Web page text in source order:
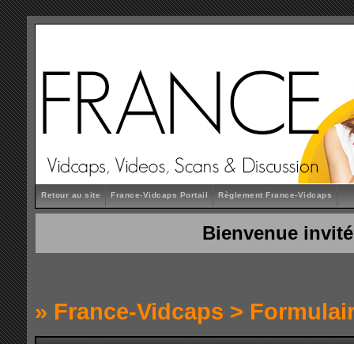
Retour au site France-Vidcaps Portail Règlement France-Vidcaps
Bienvenue invité
» France-Vidcaps >